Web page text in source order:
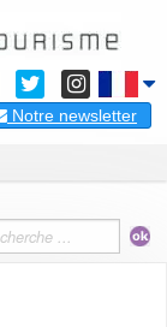
Notre newsletter